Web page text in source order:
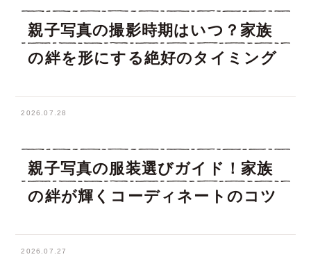
親子写真の撮影時期はいつ？家族
の絆を形にする絶好のタイミング
2026.07.28
親子写真の服装選びガイド！家族
の絆が輝くコーディネートのコツ
2026.07.27